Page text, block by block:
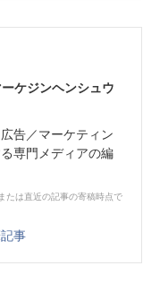
ケジンヘンシュウ
告／マーケティン
専門メディアの編
たは直近の記事の寄稿時点で
事